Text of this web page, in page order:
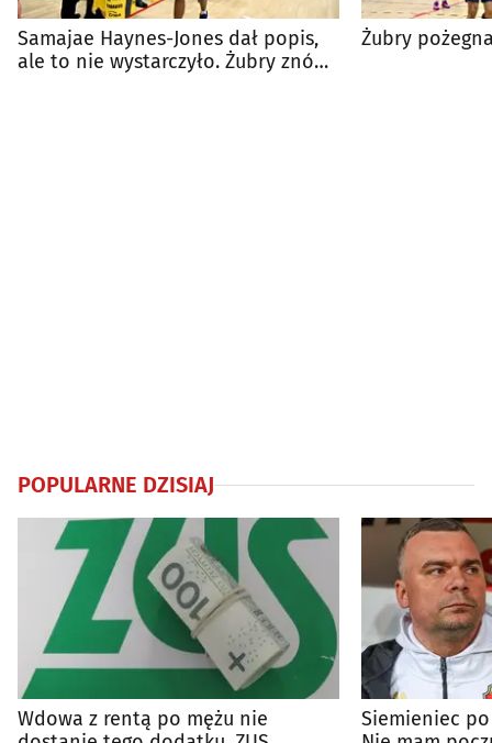
Samajae Haynes-Jones dał popis,
ale to nie wystarczyło. Żubry znów
Żubry
POPULARNE DZISIAJ
Wdowa z rentą po mężu nie
Siemieniec